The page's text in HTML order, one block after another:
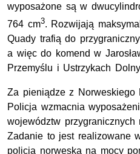
wyposażone są w
764 cm3. Rozwijają
Quady trafią do
a więc do komend w
Przemyślu i Ustrzykach
Za pieniądze z Norweskiego
Policja wzmacnia
województw przygranicznych
Zadanie to jest realizowane
policją norweską na mocy